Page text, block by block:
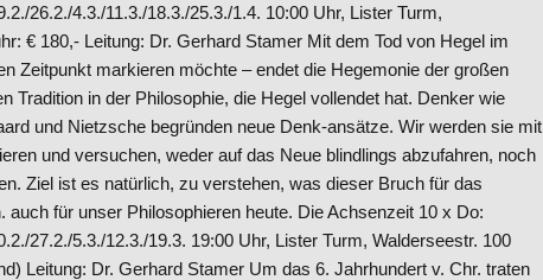
26.2./4.3./11.3./18.3./25.3./1.4. 10:00 Uhr, Lister Turm,
€ 180,- Leitung: Dr. Gerhard Stamer Mit dem Tod von Hegel im
Zeitpunkt markieren möchte – endet die Hegemonie der großen
Tradition in der Philosophie, die Hegel vollendet hat. Denker wie
und Nietzsche begründen neue Denk-ansätze. Wir werden sie mit
und versuchen, weder auf das Neue blindlings abzufahren, noch
Ziel ist es natürlich, zu verstehen, was dieser Bruch für das
auch für unser Philosophieren heute. Die Achsenzeit 10 x Do:
27.2./5.3./12.3./19.3. 19:00 Uhr, Lister Turm, Walderseestr. 100
Leitung: Dr. Gerhard Stamer Um das 6. Jahrhundert v. Chr. traten